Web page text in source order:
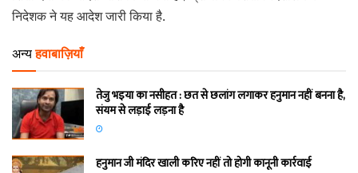
निदेशक ने यह आदेश जारी किया है.
अन्य हवाबाज़ियाँ
तेजु भइया का नसीहत : छत से छलांग लगाकर हनुमान नहीं बनना है,
संयम से लड़ाई लड़ना है
हनुमान जी मंदिर खाली करिए नहीं तो होगी कानूनी कार्रवाई